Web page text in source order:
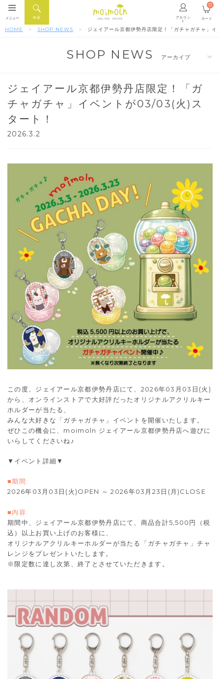
ONLINE STORE アカウン
ト
検索
メニュー カート
0
HOME SHOP NEWS ジェイアール京都伊勢丹店限定！「ガチャガチャ」
SHOP NEWS
ジェイアール京都伊勢丹店限定！「ガ
チャガチャ」イベントが03/03(火)ス
タート！
2026.3.2
この度、ジェイアール京都伊勢丹店にて、2026年03月03日(火)
から、オンラインストアで大好評だったオリジナルアクリルキー
ホルダーが当たる、
みんな大好きな「ガチャガチャ」イベントを開催いたします。
ぜひこの機会に、moimoln ジェイアール京都伊勢丹店へ遊びに
いらしてくださいね♪
▼イベント詳細▼
■期間:
2026年03月03日(火)OPEN ～ 2026年03月23日(月)CLOSE
■内容:
期間中、ジェイアール京都伊勢丹店にて、商品合計5,500円（税
込）以上お買い上げのお客様に、
オリジナルアクリルキーホルダーが当たる「ガチャガチャ」チャ
レンジをプレゼントいたします。
※限定数に達し次第、終了とさせていただきます。